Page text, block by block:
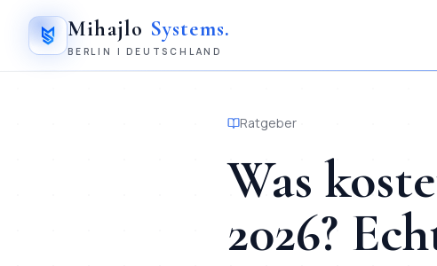
Mihajlo Systems.
BERLIN | DEUTSCHLAND
Ratgeber
Was
2026?